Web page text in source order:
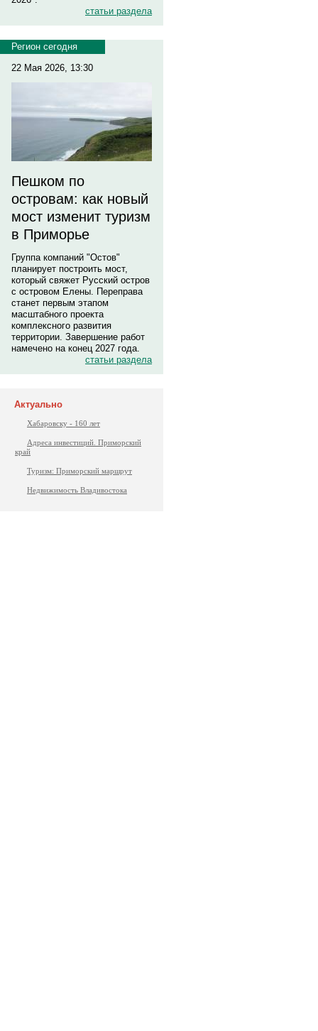
статьи раздела
Регион сегодня
22 Мая 2026, 13:30
Пешком по
островам: как новый
мост изменит туризм
в Приморье
Группа компаний "Остов"
планирует построить мост,
который свяжет Русский остров
с островом Елены. Переправа
станет первым этапом
масштабного проекта
комплексного развития
территории. Завершение работ
намечено на конец 2027 года.
статьи раздела
Актуально
Хабаровску - 160 лет
Адреса инвестиций. Приморский
край
Туризм: Приморский маршрут
Недвижимость Владивостока